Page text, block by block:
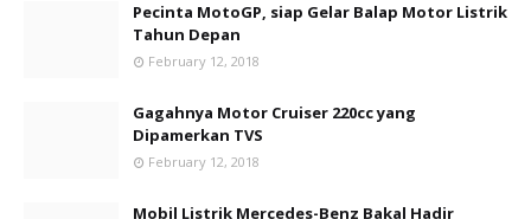
Pecinta MotoGP, siap Gelar Balap Motor Listrik
Tahun Depan
February 12, 2018
Gagahnya Motor Cruiser 220cc yang
Dipamerkan TVS
February 12, 2018
Mobil Listrik Mercedes-Benz Bakal Hadir